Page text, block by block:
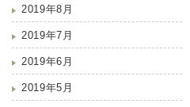
2019年8月
2019年7月
2019年6月
2019年5月